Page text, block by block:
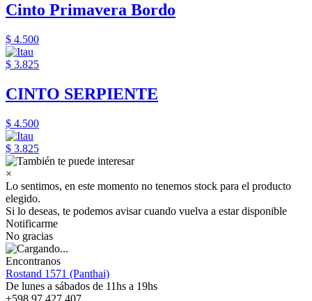
Cinto Primavera Bordo
$ 4.500
$ 3.825
CINTO SERPIENTE
$ 4.500
$ 3.825
×
Lo sentimos, en este momento no tenemos stock para el producto
elegido.
Si lo deseas, te podemos avisar cuando vuelva a estar disponible
Notificarme
No gracias
Encontranos
Rostand 1571 (Panthai)
De lunes a sábados de 11hs a 19hs
+598 97 427 407